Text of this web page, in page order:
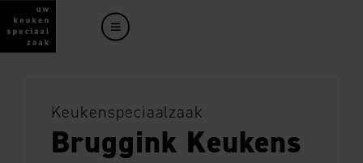
Keukenspeciaalzaak
Bruggink Keukens